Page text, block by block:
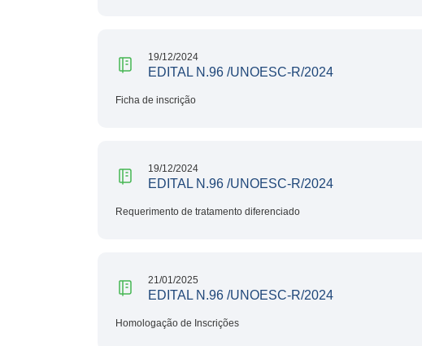
19/12/2024
EDITAL N.96 /UNOESC-R/2024
Ficha de inscrição
19/12/2024
EDITAL N.96 /UNOESC-R/2024
Requerimento de tratamento diferenciado
21/01/2025
EDITAL N.96 /UNOESC-R/2024
Homologação de Inscrições